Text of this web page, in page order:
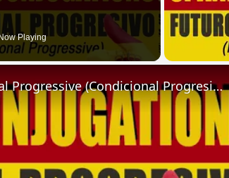
Playing
SPANISH CONJUGATIONS: Conditional Progressive (Condicional Progresivo)